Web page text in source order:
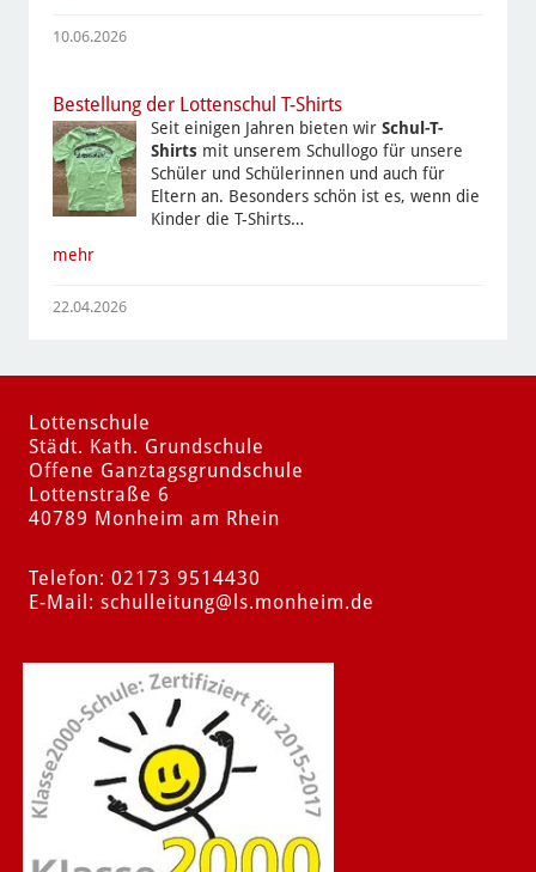
10.06.2026
Bestellung der Lottenschul T-Shirts
Seit einigen Jahren bieten wirSchul-T-
Shirts mit unserem Schullogo für unsere
Schüler und Schülerinnen und auch für
Eltern an. Besonders schön ist es, wenn die
Kinder die T-Shirts…
mehr
22.04.2026
Lottenschule
Städt. Kath. Grundschule
Offene Ganztagsgrundschule
Lottenstraße 6
40789 Monheim am Rhein
Telefon: 02173 9514430
E-Mail: schulleitung@ls.monheim.de